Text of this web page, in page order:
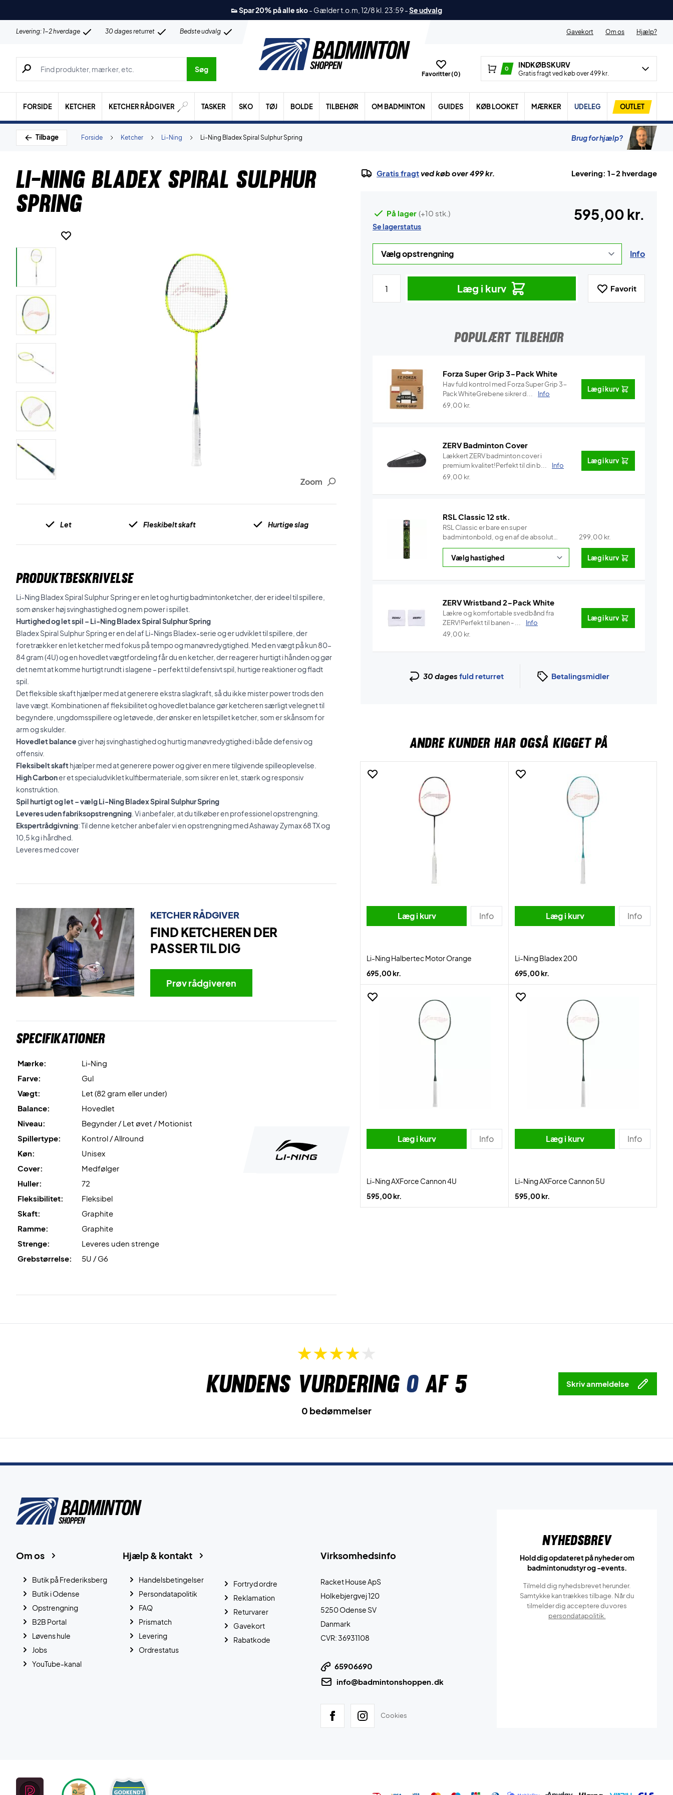
👟 Spar 20% på alle sko- Gælder t.o.m, 12/8 kl. 23:59-Se udvalg
Levering: 1-2 hverdage 30 dages returret Bedste udvalg Gavekort Om os Hjælp?
Søg efter produkter, mærker etc.
Søg
Favoritter (0)
0 INDKØBSKURV
Gratis fragt ved køb over 499 kr.
FORSIDE KETCHER KETCHER RÅDGIVER TASKER SKO TØJ BOLDE TILBEHØR OM BADMINTON GUIDES KØB LOOKET MÆRKER UDELEG OUTLET
Tilbage Li-Ning Bladex Spiral Sulphur Spring
Li-Ning
Ketcher
Forside Brug for hjælp?
Li-Ning Bladex Spiral Sulphur
Spring
Zoom
Let Fleskibelt skaft Hurtige slag
PRODUKTBESKRIVELSE
Li-Ning Bladex Spiral Sulphur Spring er en let og hurtig badmintonketcher, der er ideel til spillere,
som ønsker høj svinghastighed og nem power i spillet.
Hurtighed og let spil – Li-Ning Bladex Spiral Sulphur Spring
Bladex Spiral Sulphur Spring er en del af Li-Nings Bladex-serie og er udviklet til spillere, der
foretrækker en let ketcher med fokus på tempo og manøvredygtighed. Med en vægt på kun 80–
84 gram (4U) og en hovedlet vægtfordeling får du en ketcher, der reagerer hurtigt i hånden og gør
det nemt at komme hurtigt rundt i slagene – perfekt til defensivt spil, hurtige reaktioner og fladt
spil.
Det fleksible skaft hjælper med at generere ekstra slagkraft, så du ikke mister power trods den
lave vægt. Kombinationen af fleksibilitet og hovedlet balance gør ketcheren særligt velegnet til
begyndere, ungdomsspillere og letøvede, der ønsker en letspillet ketcher, som er skånsom for
arm og skulder.
Hovedlet balancegiver høj svinghastighed og hurtig manøvredygtighed i både defensiv og
offensiv.
Fleksibelt skafthjælper med at generere power og giver en mere tilgivende spilleoplevelse.
High Carboner et specialudviklet kulfibermateriale, som sikrer en let, stærk og responsiv
konstruktion.
Spil hurtigt og let – vælg Li-Ning Bladex Spiral Sulphur Spring
Leveres uden fabriksopstrengning . Vi anbefaler, at du tilkøber en professionel opstrengning.
Ekspertrådgivning: Til denne ketcher anbefaler vi en opstrengning med Ashaway Zymax 68 TX og
10,5 kg i hårdhed.
Leveres med cover
KETCHER RÅDGIVER
FIND KETCHEREN DER
PASSER TIL DIG
Prøv rådgiveren
Specifikationer
Mærke:
Li-Ning
Farve:
Gul
Vægt:
Let (82 gram eller under)
Balance:
Hovedlet
Niveau:
Begynder / Let øvet / Motionist
Spillertype:
Kontrol / Allround
Køn:
Unisex
Cover:
Medfølger
Huller:
72
Fleksibilitet:
Fleksibel
Skaft:
Graphite
Ramme:
Graphite
Strenge:
Leveres uden strenge
Grebstørrelse:
5U / G6
Gratis fragtved køb over 499 kr. Levering: 1-2 hverdage
På lager (+10 stk.)
Se lagerstatus
595,00 kr.
Info
Læg i kurv Favorit
POPULÆRT TILBEHØR
Forza Super Grip 3-Pack White
Hav fuld kontrol med Forza Super Grip 3-
Pack WhiteGrebene sikrer d...
Info
69,00 kr.
Læg i kurv
ZERV Badminton Cover
Lækkert ZERV badminton cover i
premium kvalitet!Perfekt til din b...
Info
69,00 kr.
Læg i kurv
RSL Classic 12 stk.
RSL Classic er bare en super
badmintonbold, og en af de absolut
be... Info
299,00 kr.
Læg i kurv
ZERV Wristband 2-Pack White
Lækre og komfortable svedbånd fra
ZERV!Perfekt til banen - ...
Info
49,00 kr.
Læg i kurv
30 dages fuld returret Betalingsmidler
ANDRE KUNDER HAR OGSÅ KIGGET PÅ
Læg i kurv Info
Li-Ning Halbertec Motor Orange
695,00 kr.
Læg i kurv Info
Li-Ning Bladex 200
695,00 kr.
Læg i kurv Info
Li-Ning AXForce Cannon 4U
595,00 kr.
Læg i kurv Info
Li-Ning AXForce Cannon 5U
595,00 kr.
Kundens vurdering 0af 5 Skriv anmeldelse
0 bedømmelser
Virksomhedsinfo
Racket House ApS
Holkebjergvej 120
5250 Odense SV
Danmark
CVR: 36931108
65906690
info@badmintonshoppen.dk
Cookies
Hjælp & kontakt
Handelsbetingelser
Persondatapolitik
FAQ
Prismatch
Levering
Ordrestatus
Fortryd ordre
Reklamation
Returvarer
Gavekort
Rabatkode
Om os
Butik på Frederiksberg
Butik i Odense
Opstrengning
B2B Portal
Løvens hule
Jobs
YouTube-kanal
Nyhedsbrev
Hold dig opdateret på nyheder om
badmintonudstyr og -events.
Tilmeld dig nyhedsbrevet herunder.
Samtykke kan trækkes tilbage. Når du
tilmelder dig acceptere du vores
persondatapolitik.